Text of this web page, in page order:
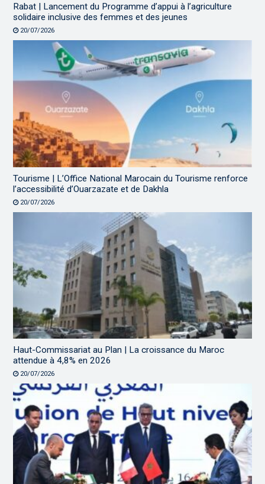
Rabat | Lancement du Programme d’appui à l’agriculture
solidaire inclusive des femmes et des jeunes
20/07/2026
Tourisme | L’Office National Marocain du Tourisme renforce
l’accessibilité d’Ouarzazate et de Dakhla
20/07/2026
Haut-Commissariat au Plan | La croissance du Maroc
attendue à 4,8% en 2026
20/07/2026